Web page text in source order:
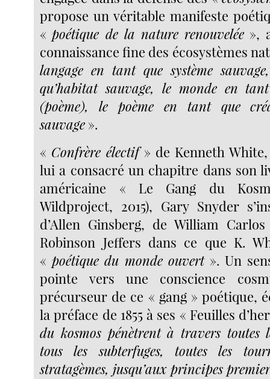
propose un véritable manifeste
«poétique de la nature renouvelée »,
connaissance fine des écosystèmes
langage en tant que système
qu’habitat sauvage, le monde en
(poème), le poème en tant que
sauvage ».
« Confrère électif» de Kenneth
lui a consacré un chapitre dans son
américaine « Le Gang du
Wildproject, 2015), Gary Snyder
d’Allen Ginsberg, de William
Robinson Jeffers dans ce que K.
« poétique du monde ouvert». Un
pointe vers une conscience
précurseur de ce « gang » poétique,
la préface de 1855 à ses « Feuilles
du kosmos pénètrent à travers toutes
tous les subterfuges, toutes les
stratagèmes, jusqu’aux principes